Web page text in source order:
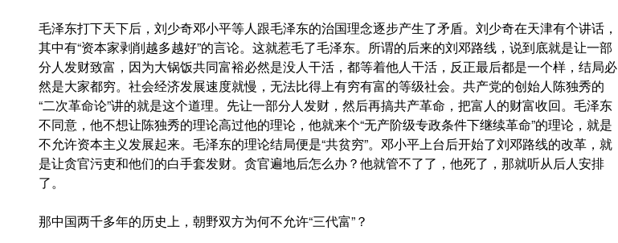
毛泽东打下天下后，刘少奇邓小平等人跟毛泽东的治国理念逐步产生了矛盾。刘少奇在天津有个讲话，
其中有“资本家剥削越多越好”的言论。这就惹毛了毛泽东。所谓的后来的刘邓路线，说到底就是让一部
分人发财致富，因为大锅饭共同富裕必然是没人干活，都等着他人干活，反正最后都是一个样，结局必
然是大家都穷。社会经济发展速度就慢，无法比得上有穷有富的等级社会。共产党的创始人陈独秀的
“二次革命论”讲的就是这个道理。先让一部分人发财，然后再搞共产革命，把富人的财富收回。毛泽东
不同意，他不想让陈独秀的理论高过他的理论，他就来个“无产阶级专政条件下继续革命”的理论，就是
不允许资本主义发展起来。毛泽东的理论结局便是“共贫穷”。邓小平上台后开始了刘邓路线的改革，就
是让贪官污吏和他们的白手套发财。贪官遍地后怎么办？他就管不了了，他死了，那就听从后人安排
了。
那中国两千多年的历史上，朝野双方为何不允许“三代富”？